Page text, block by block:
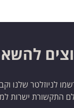
לניוזלטר שלנו
התקשורת ישרות